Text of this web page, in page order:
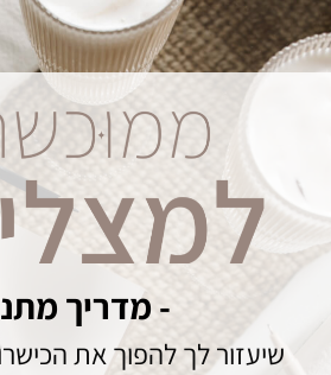
- מדריך
שיעזור לך להפוך את